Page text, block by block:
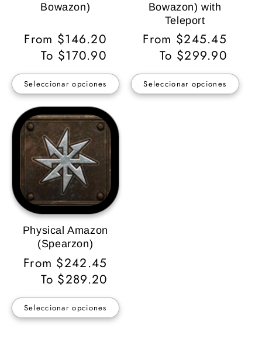
Bowazon)
Precio
habitual
From $146.20
To $170.90
Seleccionar opciones
Bowazon) with
Teleport
Precio
habitual
From $245.45
To $299.90
Seleccionar opciones
Physical Amazon
(Spearzon)
Precio
habitual
From $242.45
To $289.20
Seleccionar opciones